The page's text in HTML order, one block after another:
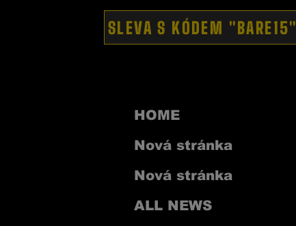
SLEVA S KÓDEM "BARE15"
HOME
Nová stránka
Nová stránka
ALL NEWS